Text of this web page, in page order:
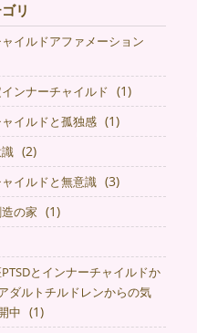
リ
イルドアファメーション
ンナーチャイルド (1)
イルドと孤独感 (1)
(2)
イルドと無意識 (3)
の家 (1)
とインナーチャイルドか
ダルトチルドレンからの気
中 (1)